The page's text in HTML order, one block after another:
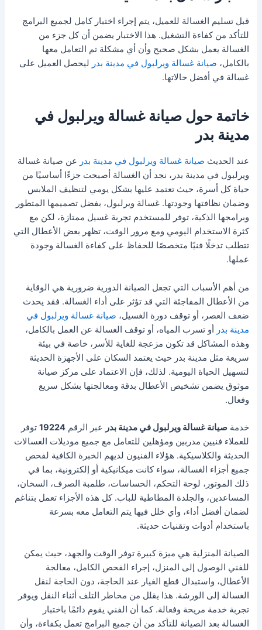
قبل تسليم الغسالة للعميل، يتم إجراء اختبار كامل لجميع البرامج
للتأكد من كفاءة التشغيل. هذا الاختبار يضمن أن كل جزء من
الغسالة يعمل بشكل صحيح وأن أي مشكلة تم التعامل معها
بالكامل، صيانة غسالة ويرلبول في مدينة بدر ليحصل العميل على
غسالة في أفضل حالاتها.
خاتمة حول صيانة غسالة ويرلبول في
مدينة بدر
عند الحديث صيانة غسالة ويرلبول في مدينة بدر عن صيانة غسالة
ويرلبول في مدينة بدر، نجد أن الغسالة أصبحت جزءًا أساسيًا من
حياة كل أسرة، حيث تعتمد عليها بشكل يومي لتنظيف الملابس
وضمان نظافتها وجودتها. غسالة ويرلبول، بفضل تصميمها المتطور
وبرامجها الذكية، توفر للمستخدم تجربة غسيل ممتازة، لكن مع
كثرة الاستخدام اليومي ومع مرور الوقت، تظهر بعض الأعطال التي
تتطلب تدخلًا فنيًا متخصصًا للحفاظ على كفاءة الغسالة وجودة
عملها.
من أهم الأسباب التي تجعل الصيانة الدورية ضرورية هي الوقاية
من الأعطال المفاجئة التي قد تؤثر على أداء الغسالة. فقد يحدث
ضعف العصر، أو توقف دورة الغسيل، صيانة غسالة ويرلبول في
مدينة بدر أو تسرب المياه، أو توقف الغسالة عن العمل بالكامل،
وهذه المشاكل قد تكون مزعجة للغاية للأسر، خاصة في بيئة
سريعة مثل مدينة بدر حيث يعتمد السكان على الأجهزة الحديثة
لتسهيل الحياة اليومية. لذلك، فإن الاعتماد على مركز صيانة
موثوق يضمن تشخيص الأعطال بدقة ومعالجتها بشكل سريع
وفعال.
خدمةصيانة غسالة ويرلبول في مدينة بدر عبر الرقم19224 توفر
للعملاء فنيين مدربين ومؤهلين للتعامل مع جميع موديلات الغسالات
الحديثة والكلاسيكية. هؤلاء الفنيون لديهم الخبرة الكافية لفحص
جميع أجزاء الغسالة، سواء كانت ميكانيكية أو إلكترونية، بما في
ذلك الموتور، لوحة التحكم، الحساسات، طلمبة الصرف، السخان،
المساعدين، والجلدة المطاطية للباب. كل هذه الأجزاء تعمل بتناغم
لضمان أفضل أداء، وأي خلل فيها يتم التعامل معه بسرعة
باستخدام أدوات وتقنيات حديثة.
الصيانة المنزلية هي ميزة كبيرة توفر الوقت والجهد، حيث يمكن
للفني الوصول إلى المنزل، إجراء الفحص الكامل، معالجة
الأعطال، واستبدال قطع الغيار عند الحاجة، دون الحاجة لنقل
الغسالة إلى الورشة. هذا يقلل من مخاطر التلف أثناء النقل ويوفر
تجربة خدمة مريحة وفعالة. كما أن الفني يقوم دائمًا باختبار
الغسالة بعد الصيانة للتأكد من أن جميع البرامج تعمل بكفاءة، وأن